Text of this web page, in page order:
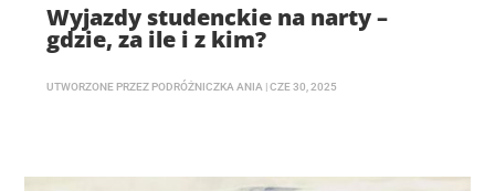
Wyjazdy studenckie na narty –
gdzie, za ile i z kim?
UTWORZONE PRZEZ PODRÓŻNICZKA ANIA |CZE 30, 2025